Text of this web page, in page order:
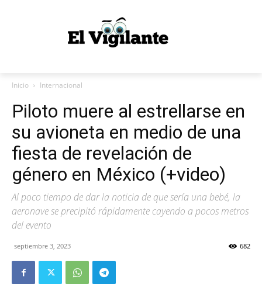
Inicio Internacional
Piloto muere al estrellarse en
su avioneta en medio de una
fiesta de revelación de
género en México (+video)
Al poco tiempo de dar la noticia de que sería una bebé, la
aeronave se precipitó rápidamente cayendo a pocos metros
del evento
septiembre 3, 2023 682